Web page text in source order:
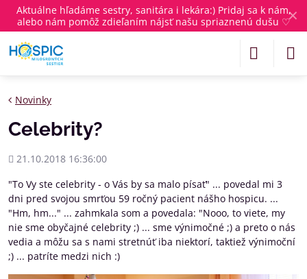
✕
Aktuálne hľadáme sestry, sanitára i lekára:) Pridaj sa k nám,
alebo nám pomôž zdieľaním nájsť našu spriaznenú dušu ♡
Novinky
Celebrity?
Pridané
21.10.2018 16:36:00
"To Vy ste celebrity - o Vás by sa malo písať" ... povedal mi 3
dni pred svojou smrťou 59 ročný pacient nášho hospicu. ...
"Hm, hm..." ... zahmkala som a povedala: "Nooo, to viete, my
nie sme obyčajné celebrity ;) ... sme výnimočné ;) a preto o nás
vedia a môžu sa s nami stretnúť iba niektorí, taktiež výnimoční
;) ... patríte medzi nich :)